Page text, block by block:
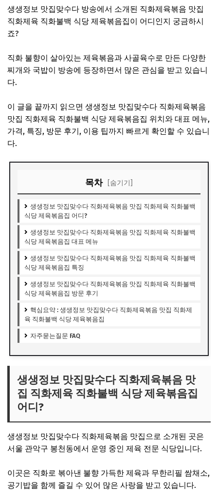
생생정보 맛집맞수다 방송에서 소개된 직화제육볶음 맛집
직화제육 직화불백 식당 제육볶음집이 어디인지 궁금하시
죠?
직화 불향이 살아있는 제육볶음과 사골육수로 만든 다양한
찌개와 국밥이 방송에 등장하면서 많은 관심을 받고 있습니
다.
이 글을 끝까지 읽으면 생생정보 맛집맞수다 직화제육볶음
맛집 직화제육 직화불백 식당 제육볶음집 위치와 대표 메뉴,
가격, 특징, 방문 후기, 이용 팁까지 빠르게 확인할 수 있습니
다.
목차 [숨기기]
생생정보 맛집맞수다 직화제육볶음 맛집 직화제육 직화불백
식당 제육볶음집 어디?
생생정보 맛집맞수다 직화제육볶음 맛집 직화제육 직화불백
식당 제육볶음집 대표 메뉴
생생정보 맛집맞수다 직화제육볶음 맛집 직화제육 직화불백
식당 제육볶음집 특징
생생정보 맛집맞수다 직화제육볶음 맛집 직화제육 직화불백
식당 제육볶음집 방문 후기
핵심요약 : 생생정보 맛집맞수다 직화제육볶음 맛집 직화제
육 직화불백 식당 제육볶음집
자주묻는질문 FAQ
생생정보 맛집맞수다 직화제육볶음 맛
집 직화제육 직화불백 식당 제육볶음집
어디?
생생정보 맛집맞수다 직화제육볶음 맛집으로 소개된 곳은
서울 관악구 봉천동에서 운영 중인 제육 전문 식당입니다.
이곳은 직화로 볶아낸 불향 가득한 제육과 무한리필 쌈채소,
공기밥을 함께 즐길 수 있어 많은 사랑을 받고 있습니다.